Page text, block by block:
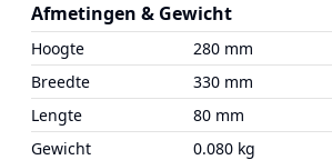
Afmetingen & Gewicht
Hoogte
280 mm
Breedte
330 mm
Lengte
80 mm
Gewicht
0.080 kg